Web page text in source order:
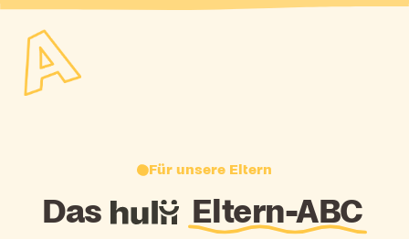
Für unsere Eltern
Dashulii Eltern-ABC